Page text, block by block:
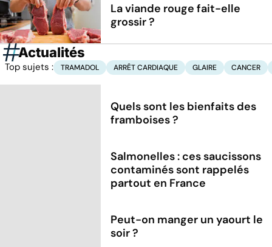
La viande rouge fait-elle
grossir ?
Actualités
Top sujets : TRAMADOL ARRÊT CARDIAQUE GLAIRE CANCER
Quels sont les bienfaits des
framboises ?
Salmonelles : ces saucissons
contaminés sont rappelés
partout en France
Peut-on manger un yaourt le
soir ?